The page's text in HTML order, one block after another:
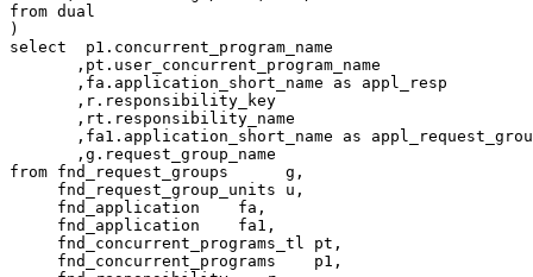
from dual
)
select  p1.concurrent_program_name
       ,pt.user_concurrent_program_name
       ,fa.application_short_name as appl_resp
       ,r.responsibility_key
       ,rt.responsibility_name
,fa1.application_short_name as
       ,g.request_group_name
from fnd_request_groups      g,
     fnd_request_group_units u,
     fnd_application    fa,
     fnd_application    fa1,
     fnd_concurrent_programs_tl pt,
     fnd_concurrent_programs    p1,